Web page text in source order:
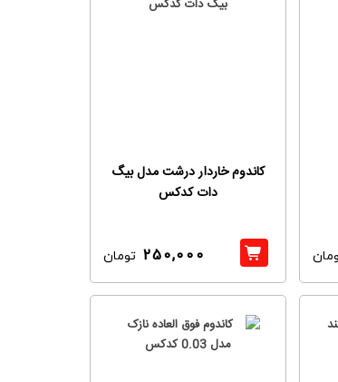
کاندوم خاردار درشت مدل بیگ
دات کدکس
250,000 تومان